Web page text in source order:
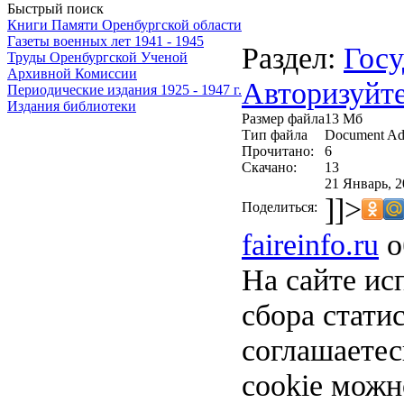
Быстрый поиск
Книги Памяти Оренбургской области
Газеты военных лет 1941 - 1945
Труды Оренбургской Ученой
Архивной Комиссии
Периодические издания 1925 - 1947 г.
Издания библиотеки
Раздел:
Размер файла13 Мб
Тип файла
Document
Прочитано:
6
Скачано:
13
21 Январь,
Поделиться: ]]>
faireinfo.ru
На сайте
сбора
cookie